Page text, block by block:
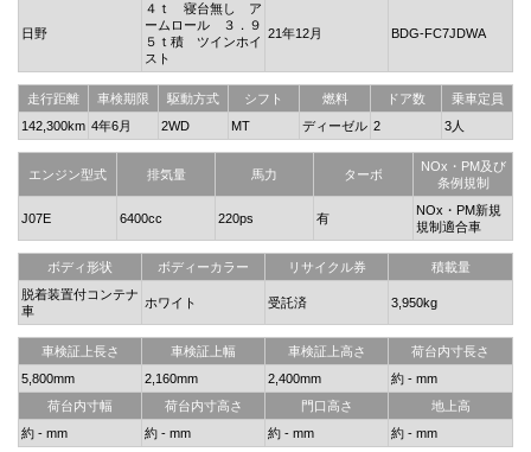
日野
４ｔ 寝台無し ア
ームロール ３．９
５ｔ積 ツインホイ
スト
21年12月 BDG-FC7JDWA
走行距離 車検期限 駆動方式 シフト 燃料 ドア数
乗車定員
142,300km 4年6月 2WD MT ディーゼル 2 3人
エンジン型式 排気量 馬力 ターボ
NOx・PM及び
条例規制
J07E 6400cc 220ps 有
NOx・PM新規
規制適合車
ボディ形状 ボディーカラー リサイクル券
積載量
脱着装置付コンテナ
車
ホワイト 受託済 3,950kg
車検証上長さ 車検証上幅 車検証上高さ
荷台内寸長さ
5,800mm
2,160mm 2,400mm
約 - mm
荷台内寸幅
荷台内寸高さ 門口高さ
地上高
約 - mm
約 - mm 約 - mm 約 - mm